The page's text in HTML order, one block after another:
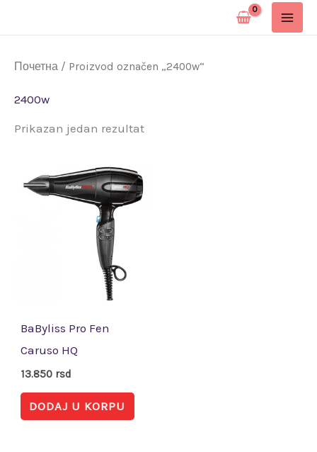
Почетна / Proizvod označen „2400w“
2400w
Prikazan jedan rezultat
BaByliss Pro Fen
Caruso HQ
13.850 rsd
DODAJ U KORPU